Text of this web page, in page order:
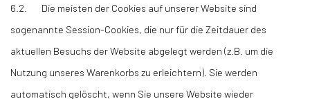
6.2. Die meisten der Cookies auf unserer Website sind
sogenannte Session-Cookies, die nur für die Zeitdauer des
aktuellen Besuchs der Website abgelegt werden (z.B. um die
Nutzung unseres Warenkorbs zu erleichtern). Sie werden
automatisch gelöscht, wenn Sie unsere Website wieder